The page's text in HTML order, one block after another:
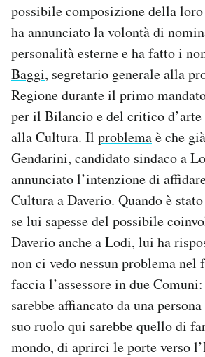
possibile composizione della
ha annunciato la volontà di
personalità esterne e ha fatto i
Baggi, segretario generale alla
Regione durante il primo
per il Bilancio e del critico
alla Cultura. Il problemaè che
Gendarini, candidato sindaco a
annunciato l’intenzione di
Cultura a Daverio. Quando è
se lui sapesse del possibile
Daverio anche a Lodi, lui ha
non ci vedo nessun problema nel
faccia l’assessore in due
sarebbe affiancato da una
suo ruolo qui sarebbe quello di
mondo, di aprirci le porte verso